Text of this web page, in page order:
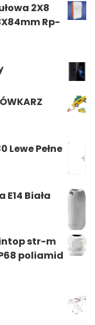
2X8
Rp-
Lewe Pełne
Biała
str-m
poliamid